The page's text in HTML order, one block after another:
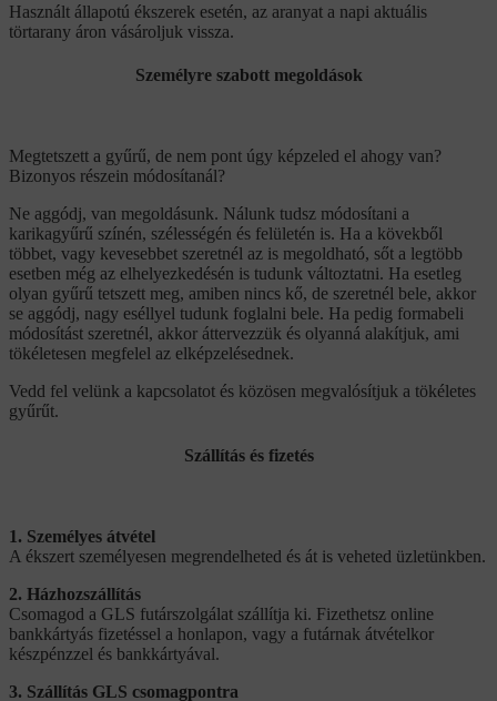
Használt állapotú ékszerek esetén, az aranyat a napi aktuális
törtarany áron vásároljuk vissza.
Személyre szabott megoldások
Megtetszett a gyűrű, de nem pont úgy képzeled el ahogy van?
Bizonyos részein módosítanál?
Ne aggódj, van megoldásunk. Nálunk tudsz módosítani a
karikagyűrű színén, szélességén és felületén is. Ha a kövekből
többet, vagy kevesebbet szeretnél az is megoldható, sőt a legtöbb
esetben még az elhelyezkedésén is tudunk változtatni. Ha esetleg
olyan gyűrű tetszett meg, amiben nincs kő, de szeretnél bele, akkor
se aggódj, nagy eséllyel tudunk foglalni bele. Ha pedig formabeli
módosítást szeretnél, akkor áttervezzük és olyanná alakítjuk, ami
tökéletesen megfelel az elképzelésednek.
Vedd fel velünk a kapcsolatot és közösen megvalósítjuk a tökéletes
gyűrűt.
Szállítás és fizetés
1. Személyes átvétel
A ékszert személyesen megrendelheted és át is veheted üzletünkben.
2. Házhozszállítás
Csomagod a GLS futárszolgálat szállítja ki. Fizethetsz online
bankkártyás fizetéssel a honlapon, vagy a futárnak átvételkor
készpénzzel és bankkártyával.
3. Szállítás GLS csomagpontra